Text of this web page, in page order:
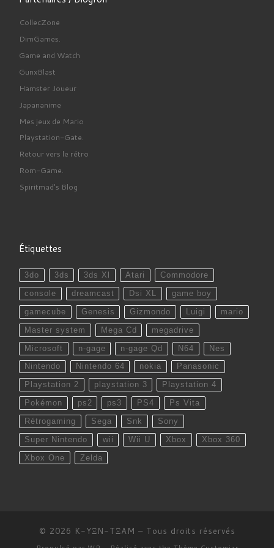
CollecZone
DimGames.
Game and Watch
GunxBlast
Hamster Joueur
Japananime
Mes jeux de Mario
Playstation-Gate.
Retour vers le rétro
Rom-Game.
Spiritmad's Blog
Étiquettes
3do 3ds 3ds Xl Atari Commodore
console dreamcast Dsi XL game boy
gamecube Genesis Gizmondo Luigi mario
Master system Mega Cd megadrive
Microsoft n-gage n-gage Qd N64 Nes
Nintendo Nintendo 64 nokia Panasonic
Playstation 2 playstation 3 Playstation 4
Pokémon ps2 ps3 PS4 Ps Vita
Rétrogaming Sega Snk Sony
Super Nintendo wii Wii U Xbox Xbox 360
Xbox One Zelda
© 2026 K-YΞN-TΞAM – Tous droits réservés